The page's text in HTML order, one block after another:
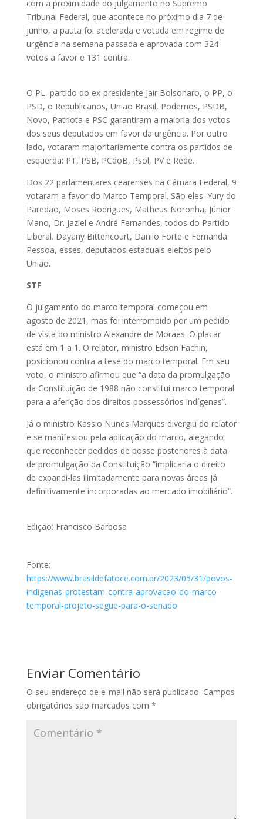
com a proximidade do julgamento no Supremo
Tribunal Federal, que acontece no próximo dia 7 de
junho, a pauta foi acelerada e votada em regime de
urgência na semana passada e aprovada com 324
votos a favor e 131 contra.
O PL, partido do ex-presidente Jair Bolsonaro, o PP, o
PSD, o Republicanos, União Brasil, Podemos, PSDB,
Novo, Patriota e PSC garantiram a maioria dos votos
dos seus deputados em favor da urgência. Por outro
lado, votaram majoritariamente contra os partidos de
esquerda: PT, PSB, PCdoB, Psol, PV e Rede.
Dos 22 parlamentares cearenses na Câmara Federal, 9
votaram a favor do Marco Temporal. São eles: Yury do
Paredão, Moses Rodrigues, Matheus Noronha, Júnior
Mano, Dr. Jaziel e André Fernandes, todos do Partido
Liberal. Dayany Bittencourt, Danilo Forte e Fernanda
Pessoa, esses, deputados estaduais eleitos pelo
União.
STF
O julgamento do marco temporal começou em
agosto de 2021, mas foi interrompido por um pedido
de vista do ministro Alexandre de Moraes. O placar
está em 1 a 1. O relator, ministro Edson Fachin,
posicionou contra a tese do marco temporal. Em seu
voto, o ministro afirmou que “a data da promulgação
da Constituição de 1988 não constitui marco temporal
para a aferição dos direitos possessórios indígenas”.
Já o ministro Kassio Nunes Marques divergiu do relator
e se manifestou pela aplicação do marco, alegando
que reconhecer pedidos de posse posteriores à data
de promulgação da Constituição “implicaria o direito
de expandi-las ilimitadamente para novas áreas já
definitivamente incorporadas ao mercado imobiliário”.
Edição: Francisco Barbosa
Fonte:
https://www.brasildefatoce.com.br/2023/05/31/povos-
indigenas-protestam-contra-aprovacao-do-marco-
temporal-projeto-segue-para-o-senado
Enviar Comentário
O seu endereço de e-mail não será publicado. Campos
obrigatórios são marcados com *